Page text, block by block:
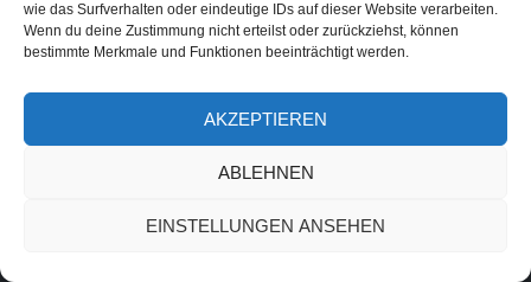
wie das Surfverhalten oder eindeutige IDs auf dieser Website verarbeiten.
Wenn du deine Zustimmung nicht erteilst oder zurückziehst, können
bestimmte Merkmale und Funktionen beeinträchtigt werden.
AKZEPTIEREN
ABLEHNEN
EINSTELLUNGEN ANSEHEN